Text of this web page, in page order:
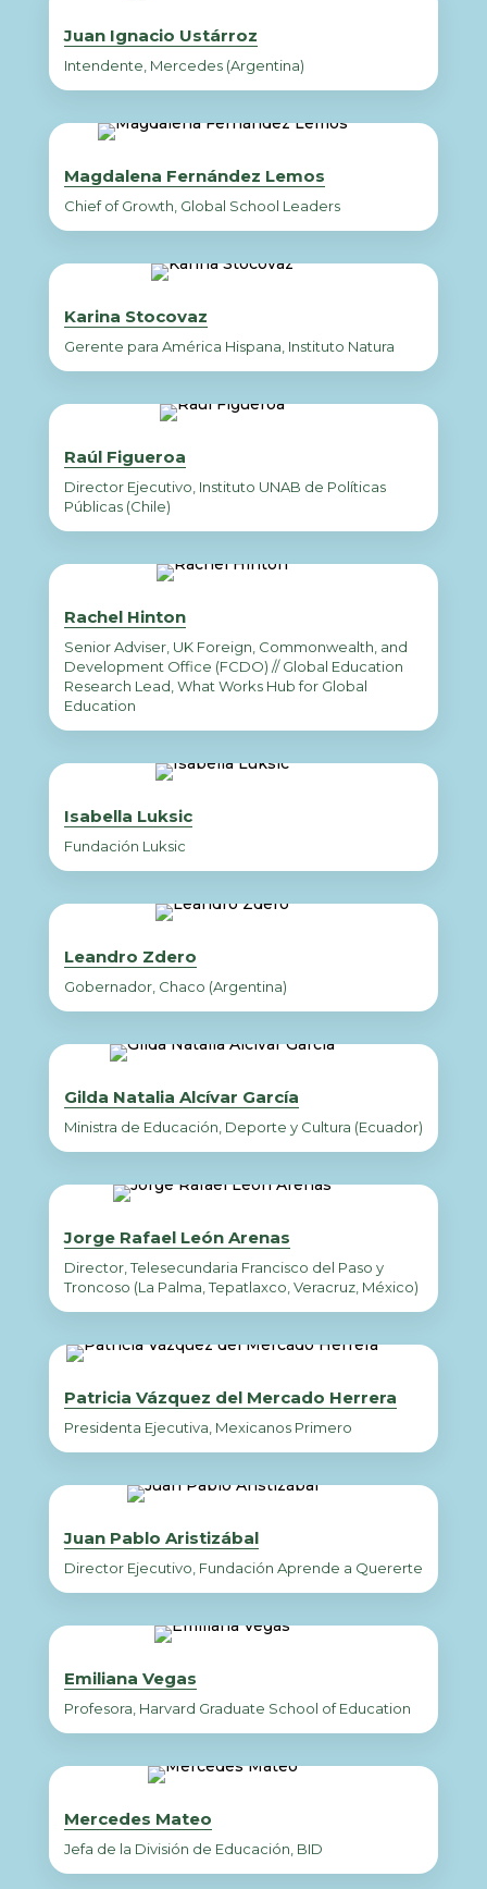
Juan Ignacio Ustárroz
Intendente, Mercedes (Argentina)
Magdalena Fernández Lemos
Chief of Growth, Global School Leaders
Karina Stocovaz
Gerente para América Hispana, Instituto Natura
Raúl Figueroa
Director Ejecutivo, Instituto UNAB de Políticas
Públicas (Chile)
Rachel Hinton
Senior Adviser, UK Foreign, Commonwealth, and
Development Office (FCDO) // Global Education
Research Lead, What Works Hub for Global
Education
Isabella Luksic
Fundación Luksic
Leandro Zdero
Gobernador, Chaco (Argentina)
Gilda Natalia Alcívar García
Ministra de Educación, Deporte y Cultura (Ecuador)
Jorge Rafael León Arenas
Director, Telesecundaria Francisco del Paso y
Troncoso (La Palma, Tepatlaxco, Veracruz, México)
Patricia Vázquez del Mercado Herrera
Presidenta Ejecutiva, Mexicanos Primero
Juan Pablo Aristizábal
Director Ejecutivo, Fundación Aprende a Quererte
Emiliana Vegas
Profesora, Harvard Graduate School of Education
Mercedes Mateo
Jefa de la División de Educación, BID